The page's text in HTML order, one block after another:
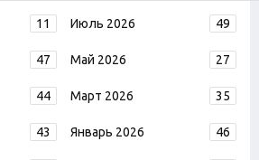
11 Июль 2026 49
47 Май 2026 27
44 Март 2026 35
43 Январь 2026 46